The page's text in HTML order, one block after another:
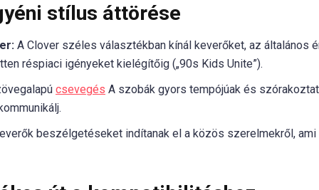
stílus áttörése
A Clover széles választékban kínál keverőket, az általános
réspiaci igényeket kielégítőig („90s Kids Unite”).
csevegés A szobák gyors tempójúak és
beszélgetéseket indítanak el a közös szerelmekről,